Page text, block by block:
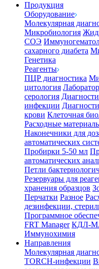
Продукция
Оборудование
Молекулярная
Микробиология
СОЭ
сахарного диабета
Генетика
Реагенты
ПЦР диагностика
цитология
серология
инфекции
крови Клеточная
Расходные
Наконечники для
автоматических
Пробирки 5-50 мл
автоматических
Петли
Резервуары для
хранения образцов
Перчатки Разное
дезинфекции,
Программное
FRT Manager КДЛ-
Иммунохимия
Направления
Молекулярная
TORCH-инфекции